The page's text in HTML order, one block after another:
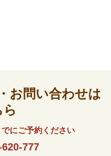
お問い合わせは
ら
にご予約ください
777